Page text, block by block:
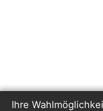
Ihre